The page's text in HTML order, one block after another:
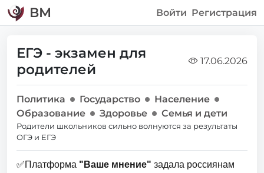
ВМ Войти Регистрация
ЕГЭ - экзамен для
родителей
17.06.2026
Политика Государство
Население
Образование
Здоровье Семья и дети
Родители школьников сильно волнуются за результаты
ОГЭ и ЕГЭ
✅Платформа "Ваше мнение" задала россиянам